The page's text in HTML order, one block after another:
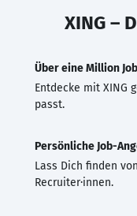
XING –
Über eine Million
Entdecke mit XING
passt.
Persönliche Job-
Lass Dich finden
Recruiter·innen.